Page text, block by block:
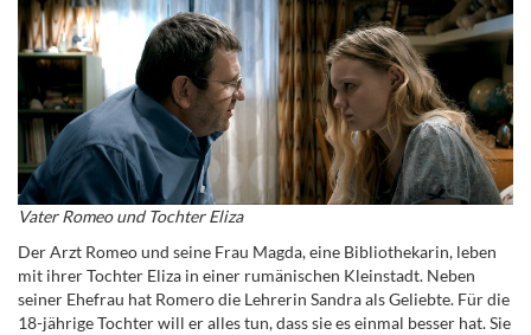
Vater Romeo und Tochter Eliza
Der Arzt Romeo und seine Frau Magda, eine Bibliothekarin, leben
mit ihrer Tochter Eliza in einer rumänischen Kleinstadt. Neben
seiner Ehefrau hat Romero die Lehrerin Sandra als Geliebte. Für die
18-jährige Tochter will er alles tun, dass sie es einmal besser hat.Sie